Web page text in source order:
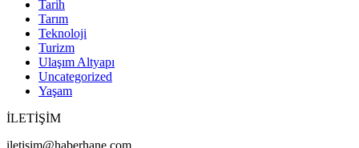
Tarih
Tarım
Teknoloji
Turizm
Ulaşım Altyapı
Uncategorized
Yaşam
İLETİŞİM
iletisim@haberhane.com